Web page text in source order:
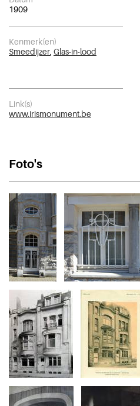
1909
Kenmerk(en)
Smeedijzer, Glas-in-lood
Link(s)
www.irismonument.be
Foto's